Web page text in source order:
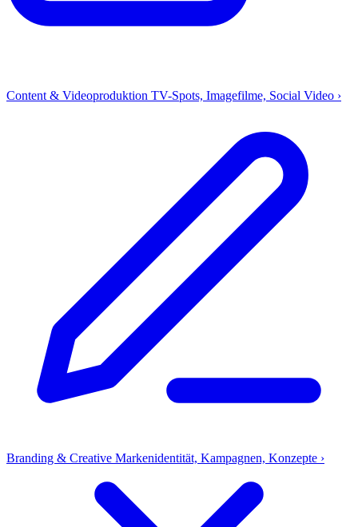
Content & Videoproduktion TV-Spots, Imagefilme, Social Video ›
Branding & Creative Markenidentität, Kampagnen, Konzepte ›